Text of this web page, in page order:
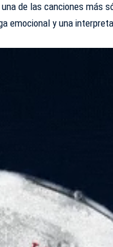
de las canciones más
emocional y una